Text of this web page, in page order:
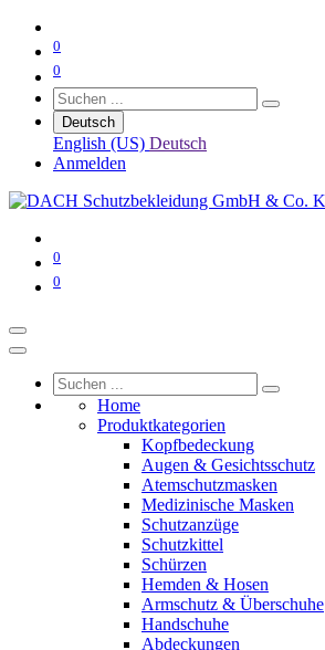
0
0
Deutsch
English (US) Deutsch
Anmelden
0
0
Home
Produktkategorien
Kopfbedeckung
Augen & Gesichtsschutz
Atemschutzmasken
Medizinische Masken
Schutzanzüge
Schutzkittel
Schürzen
Hemden & Hosen
Armschutz & Überschuhe
Handschuhe
Abdeckungen